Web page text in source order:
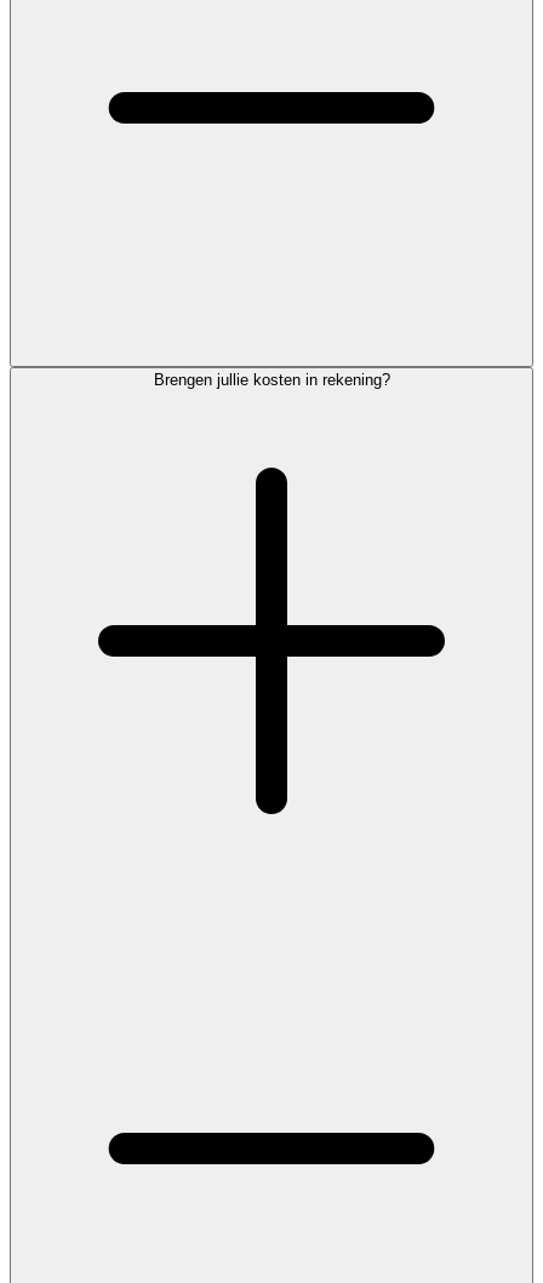
Brengen jullie kosten in rekening?